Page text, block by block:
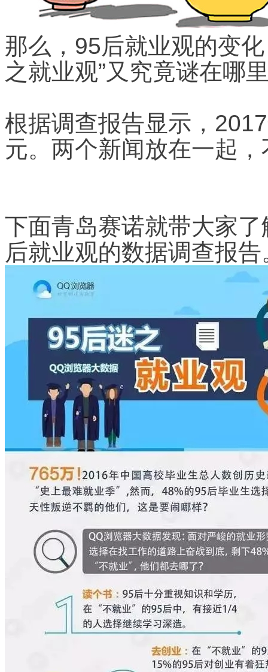
那么，95后就业观的变
之就业观”又究竟谜在哪
根据调查报告显示，
元。两个新闻放在一起
下面青岛赛诺就带大家
后就业观的数据调查报告